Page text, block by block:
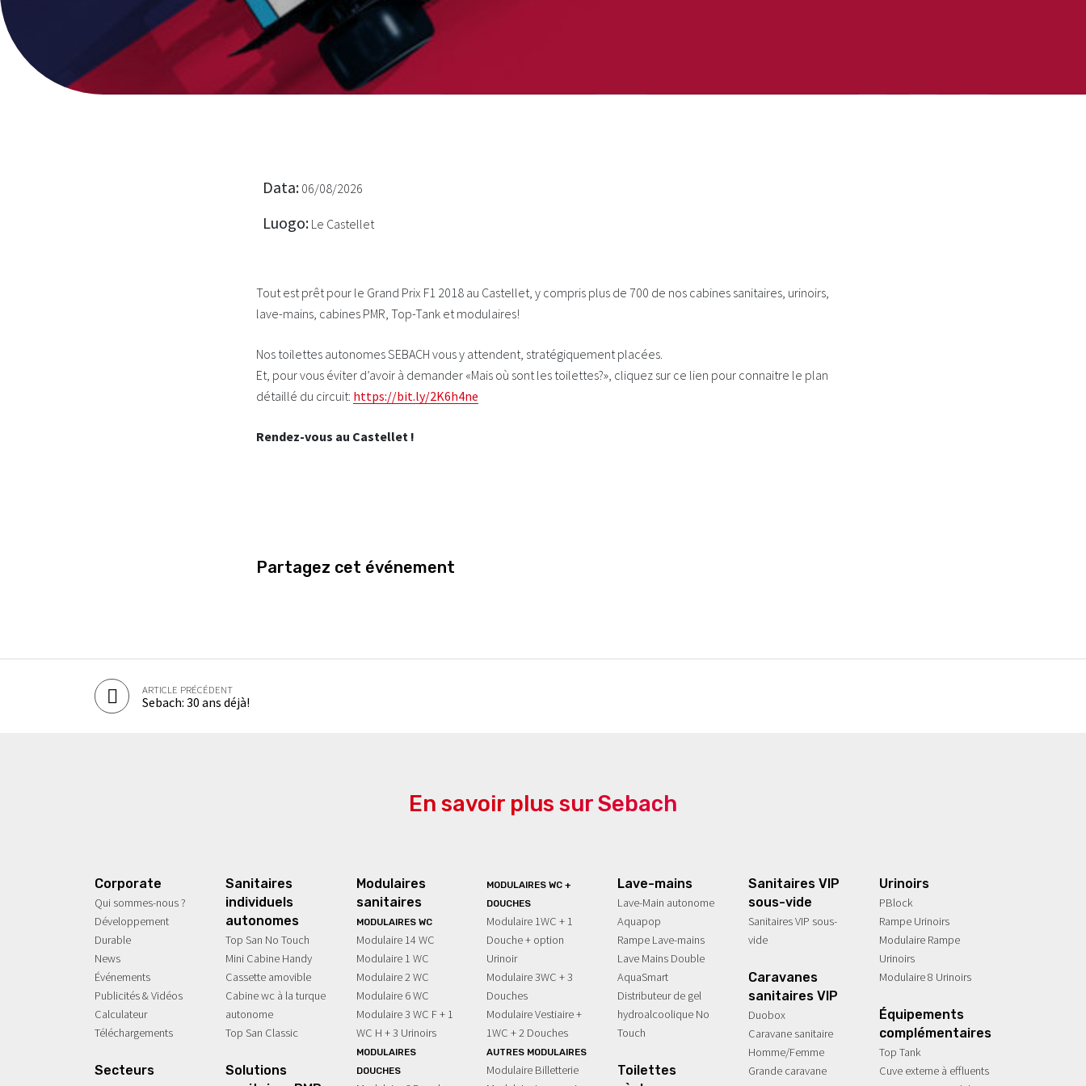
Modulaires Lave-mains
Tourisme & Loisirs Industrie
Data: 06/08/2026
Luogo: Le Castellet
Tout est prêt pour le Grand Prix F1 2018 au Castellet, y compris plus de 700 de nos cabines sanitaires, urinoirs,
lave-mains, cabines PMR, Top-Tank et modulaires!
Nos toilettes autonomes SEBACH vous y attendent, stratégiquement placées.
Et, pour vous éviter d’avoir à demander «Mais où sont les toilettes?», cliquez sur ce lien pour connaitre le plan
détaillé du circuit: https://bit.ly/2K6h4ne
Rendez-vous au Castellet !
Partagez cet événement
ARTICLE PRÉCÉDENT
Sebach: 30 ans déjà!
En savoir plus sur Sebach
Corporate
Qui sommes-nous ?
Développement
Durable
News
Événements
Publicités & Vidéos
Calculateur
Téléchargements
Secteurs
Sanitaires
individuels
autonomes
Top San No Touch
Mini Cabine Handy
Cassette amovible
Cabine wc à la turque
autonome
Top San Classic
Solutions
Modulaires
sanitaires
MODULAIRES WC
Modulaire 14 WC
Modulaire 1 WC
Modulaire 2 WC
Modulaire 6 WC
Modulaire 3 WC F + 1
WC H + 3 Urinoirs
MODULAIRES
DOUCHES
MODULAIRES WC +
DOUCHES
Modulaire 1WC + 1
Douche + option
Urinoir
Modulaire 3WC + 3
Douches
Modulaire Vestiaire +
1WC + 2 Douches
AUTRES MODULAIRES
Modulaire Billetterie
Lave-mains
Lave-Main autonome
Aquapop
Rampe Lave-mains
Lave Mains Double
AquaSmart
Distributeur de gel
hydroalcoolique No
Touch
Toilettes
Sanitaires VIP
sous-vide
Sanitaires VIP sous-
vide
Caravanes
sanitaires VIP
Duobox
Caravane sanitaire
Homme/Femme
Grande caravane
Urinoirs
PBlock
Rampe Urinoirs
Modulaire Rampe
Urinoirs
Modulaire 8 Urinoirs
Équipements
complémentaires
Top Tank
Cuve externe à effluents